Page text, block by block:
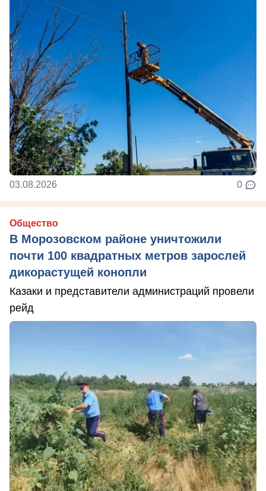
03.08.2026 0
Общество
В Морозовском районе уничтожили
почти 100 квадратных метров зарослей
дикорастущей конопли
Казаки и представители администраций провели
рейд